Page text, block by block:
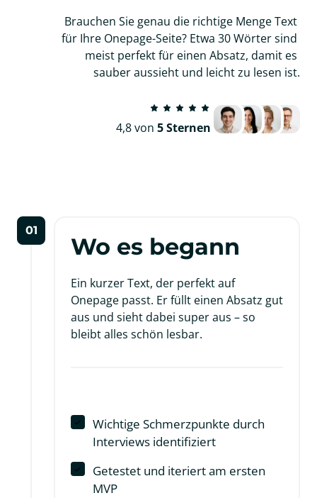
Brauchen Sie genau die richtige Menge Text
für Ihre Onepage-Seite? Etwa 30 Wörter sind
meist perfekt für einen Absatz, damit es
sauber aussieht und leicht zu lesen ist.
4,8 von 5 Sternen
01
Wo es begann
Ein kurzer Text, der perfekt auf
Onepage passt. Er füllt einen Absatz gut
aus und sieht dabei super aus – so
bleibt alles schön lesbar.
Wichtige Schmerzpunkte durch
Interviews identifiziert
Getestet und iteriert am ersten
MVP